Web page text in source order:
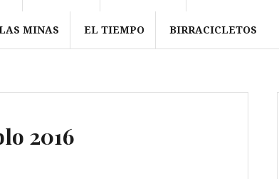
MINAS EL TIEMPO BIRRACICLETOS
2016